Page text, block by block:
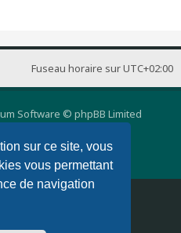
sur ce site, vous
vous permettant
de navigation
Fuseau horaire surUTC+02:00
Software © phpBB Limited
by PixelGoose Studio